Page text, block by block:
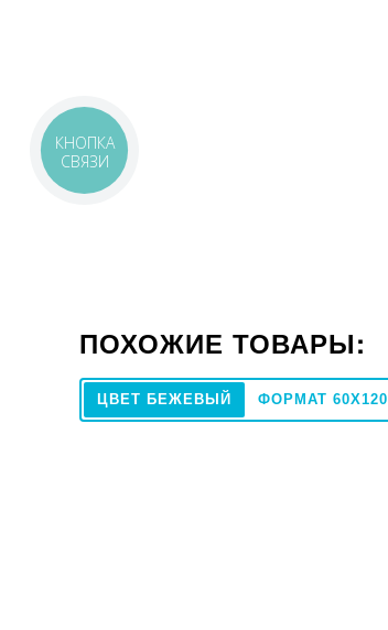
ПОХОЖИЕ ТОВАРЫ:
ЦВЕТ БЕЖЕВЫЙ ФОРМАТ 60X120
КНОПКА
СВЯЗИ